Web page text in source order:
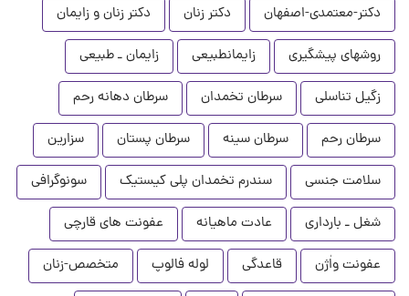
دکتر-معتمدی-اصفهان
دکتر زنان
دکتر زنان و زایمان
روشهای پیشگیری
زایمانطبیعی
زایمان ـ طبیعی
زگیل تناسلی
سرطان تخمدان
سرطان دهانه رحم
سرطان رحم
سرطان سینه سرطان پستان
سزارین
سلامت جنسی
سندرم تخمدان پلی کیستیک
سونوگرافی
شغل ـ بارداری
عادت ماهیانه
عفونت های قارچی
عفونت واٰژن
قاعدگی لوله فالوپ
متخصص-زنان